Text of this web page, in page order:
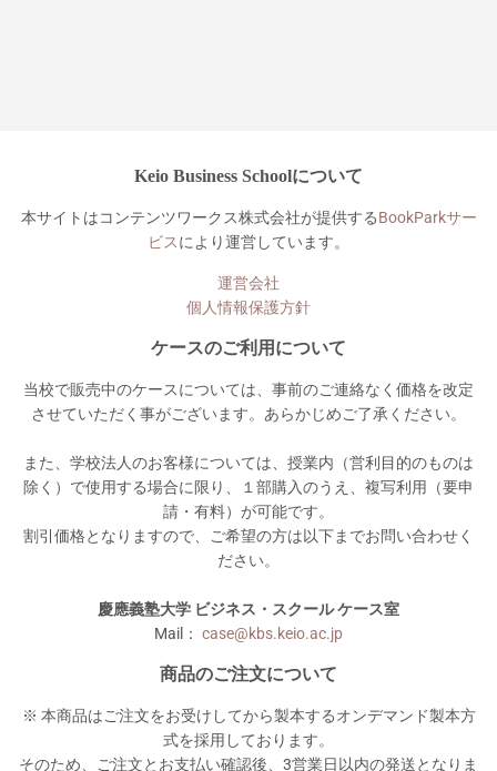
Keio Business Schoolについて
本サイトはコンテンツワークス株式会社が提供するBookParkサー
ビスにより運営しています。
運営会社
個人情報保護方針
ケースのご利用について
当校で販売中のケースについては、事前のご連絡なく価格を改定
させていただく事がございます。あらかじめご了承ください。
また、学校法人のお客様については、授業内（営利目的のものは
除く）で使用する場合に限り、１部購入のうえ、複写利用（要申
請・有料）が可能です。
割引価格となりますので、ご希望の方は以下までお問い合わせく
ださい。
慶應義塾大学 ビジネス・スクール ケース室
Mail： case@kbs.keio.ac.jp
商品のご注文について
※ 本商品はご注文をお受けしてから製本するオンデマンド製本方
式を採用しております。
そのため、ご注文とお支払い確認後、3営業日以内の発送となりま